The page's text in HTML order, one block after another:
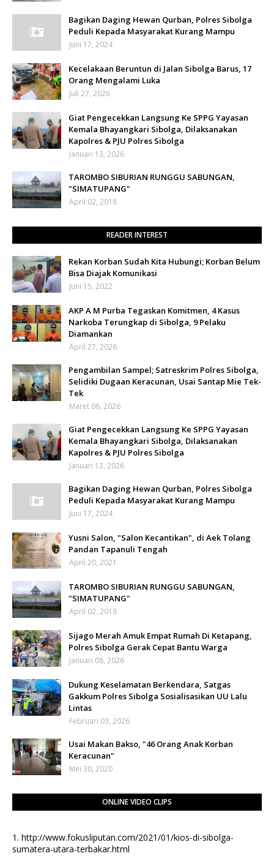
Bagikan Daging Hewan Qurban, Polres Sibolga
Peduli Kepada Masyarakat Kurang Mampu
Juni 17, 2024
Kecelakaan Beruntun di Jalan Sibolga Barus, 17
Orang Mengalami Luka
Juli 27, 2026
Giat Pengecekkan Langsung Ke SPPG Yayasan
Kemala Bhayangkari Sibolga, Dilaksanakan
Kapolres & PJU Polres Sibolga
Januari 13, 2026
TAROMBO SIBURIAN RUNGGU SABUNGAN,
"SIMATUPANG"
April 02, 2018
READER INTEREST
Rekan Korban Sudah Kita Hubungi; Korban Belum
Bisa Diajak Komunikasi
Juni 15, 2022
AKP A M Purba Tegaskan Komitmen, 4 Kasus
Narkoba Terungkap di Sibolga, 9 Pelaku
Diamankan
April 27, 2026
Pengambilan Sampel; Satreskrim Polres Sibolga,
Selidiki Dugaan Keracunan, Usai Santap Mie Tek-
Tek
Maret 06, 2026
Giat Pengecekkan Langsung Ke SPPG Yayasan
Kemala Bhayangkari Sibolga, Dilaksanakan
Kapolres & PJU Polres Sibolga
Januari 13, 2026
Bagikan Daging Hewan Qurban, Polres Sibolga
Peduli Kepada Masyarakat Kurang Mampu
Juni 17, 2024
Yusni Salon, "Salon Kecantikan", di Aek Tolang
Pandan Tapanuli Tengah
April 20, 2021
TAROMBO SIBURIAN RUNGGU SABUNGAN,
"SIMATUPANG"
April 02, 2018
Sijago Merah Amuk Empat Rumah Di Ketapang,
Polres Sibolga Gerak Cepat Bantu Warga
Januari 08, 2026
Dukung Keselamatan Berkendara, Satgas
Gakkum Polres Sibolga Sosialisasikan UU Lalu
Lintas
Februari 03, 2026
Usai Makan Bakso, "46 Orang Anak Korban
Keracunan"
Mei 30, 2020
ONLINE VIDEO CLIPS
1. http://www.fokusliputan.com/2021/01/kios-di-sibolga-
sumatera-utara-terbakar.html